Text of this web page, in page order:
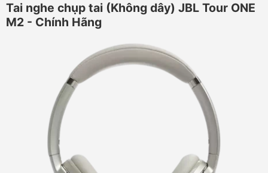
Tai nghe chụp tai (Không dây) JBL Tour ONE
M2 - Chính Hãng